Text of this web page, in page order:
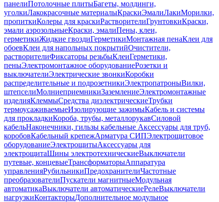
панелиПотолочные плитыБагеты, молдинги,
уголкиЛакокрасочные материалыКраскиЭмалиЛакиМорилки,
пропиткиКолеры для краскиРастворителиГрунтовкиКраски,
эмали аэрозольныеКраски, эмалиПены, клеи,
герметикиЖидкие гвоздиГерметикиМонтажная пенаКлеи для
обоевКлеи для напольных покрытийОчистители,
растворителиФиксаторы резьбыКлеиГерметики,
пеныЭлектромонтажное оборудованиеРозетки и
выключателиЭлектрические звонкиКоробки
распределительные и подрозетникиЭлектропатроныВилки,
штепселиМолниеприемникиЗаземлениеЭлектромонтажные
изделияКлеммыСредства диэлектрическиеТрубки
термоусаживаемыеИзолирующие зажимыКабель и системы
для прокладкиКороба, трубы, металлорукавСиловой
кабельНаконечники, гильзы кабельные Аксессуары для труб,
коробовКабельный крепежАрматура СИПЭлектрощитовое
оборудованиеЭлектрощитыАксессуары для
электрощитаШины электротехническиеВыключатели
путевые, концевыеТрансформаторыАппаратура
управленияРубильникиПредохранителиЧастотные
преобразователиПускатели магнитныеМодульная
автоматикаВыключатели автоматическиеРелеВыключатели
нагрузкиКонтакторыДополнительное модульное